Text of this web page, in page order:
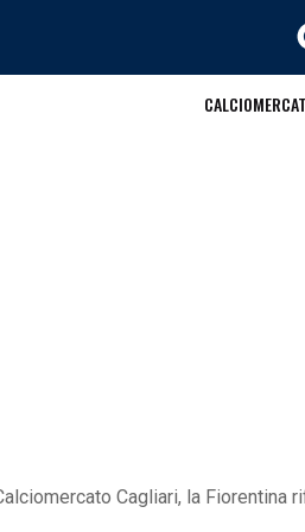
Cagliari, la Fiorentina